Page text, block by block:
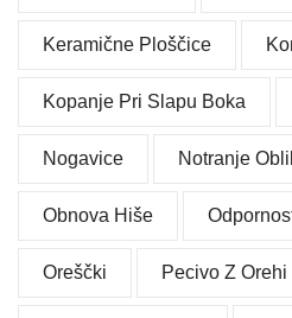
Keramične Ploščice
Kopanje Pri Slapu Boka
Nogavice Notranje
Obnova Hiše
Oreščki Pecivo Z Orehi